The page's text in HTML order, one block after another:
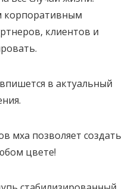
корпоративным
клиентов и
в актуальный
мха позволяет создать
цвете!